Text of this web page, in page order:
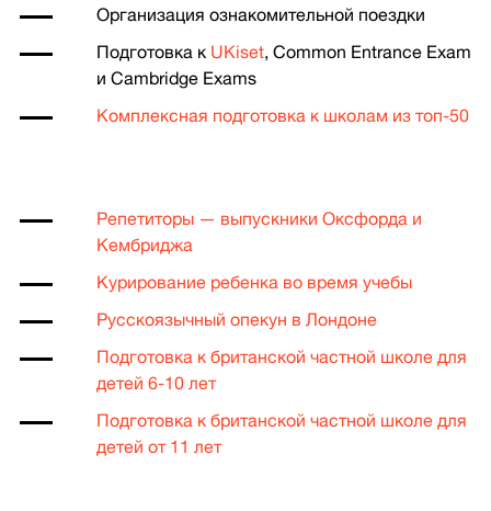
Организация ознакомительной поездки
Подготовка к UKiset, Common Entrance Exam
и Cambridge Exams
Комплексная подготовка к школам из топ-50
Репетиторы — выпускники Оксфорда и
Кембриджа
Курирование ребенка во время учебы
Русскоязычный опекун в Лондоне
Подготовка к британской частной школе для
детей 6-10 лет
Подготовка к британской частной школе для
детей от 11 лет